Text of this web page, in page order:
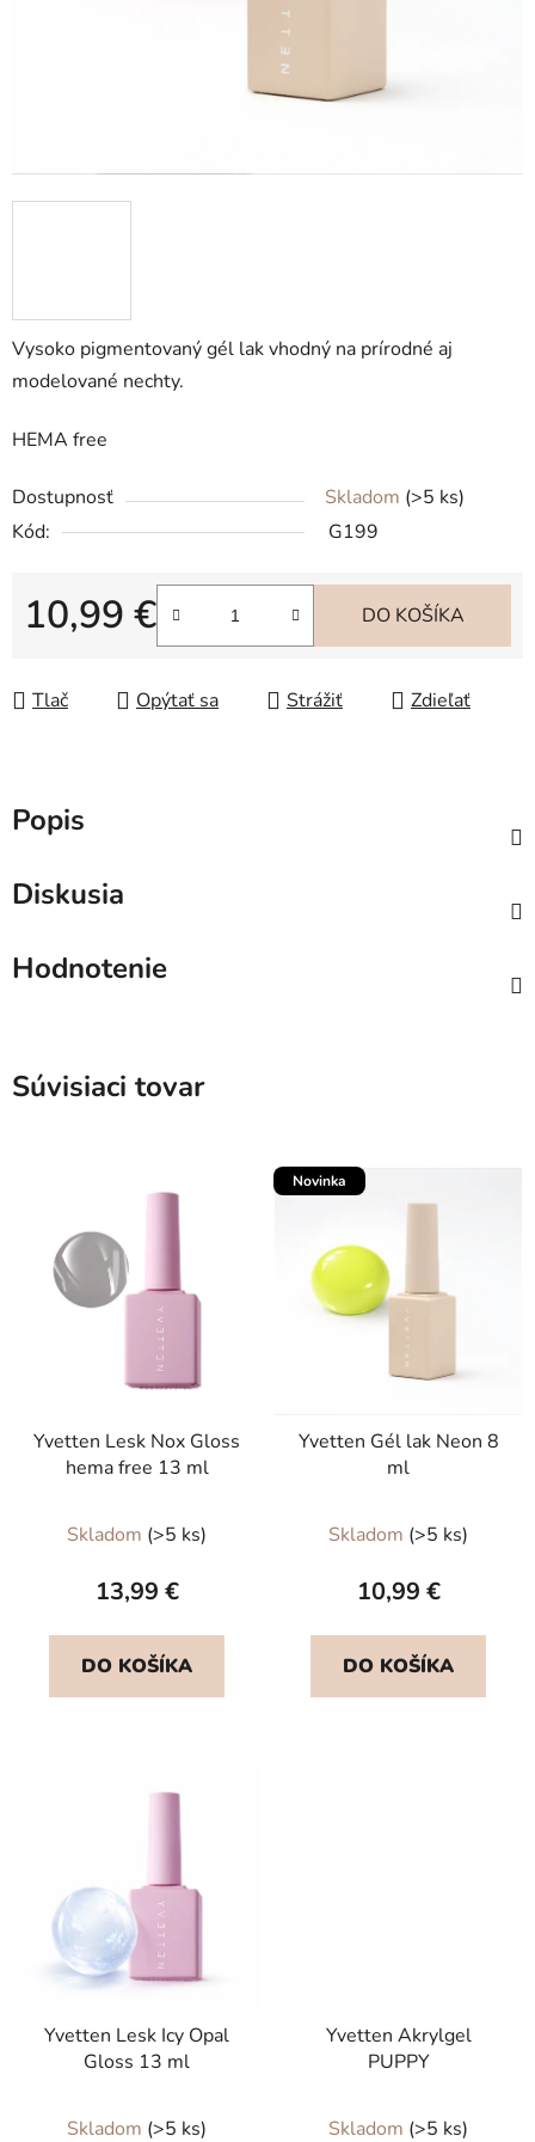
Vysoko pigmentovaný gél lak vhodný na prírodné aj
modelované nechty.
HEMA free
Dostupnosť Skladom (>5 ks)
Kód:
G199
10,99 €
Jednotková cena:
DO KOŠÍKA
Tlač Opýtať sa Strážiť Zdieľať
Popis
Diskusia
Hodnotenie
Súvisiaci tovar
Yvetten Lesk Nox Gloss
hema free 13 ml
Skladom (>5 ks)
13,99 €
DO KOŠÍKA
Novinka
Yvetten Gél lak Neon 8
ml
Skladom (>5 ks)
10,99 €
DO KOŠÍKA
Yvetten Lesk Icy Opal
Gloss 13 ml
Skladom (>5 ks)
Yvetten Akrylgel
PUPPY
Skladom (>5 ks)